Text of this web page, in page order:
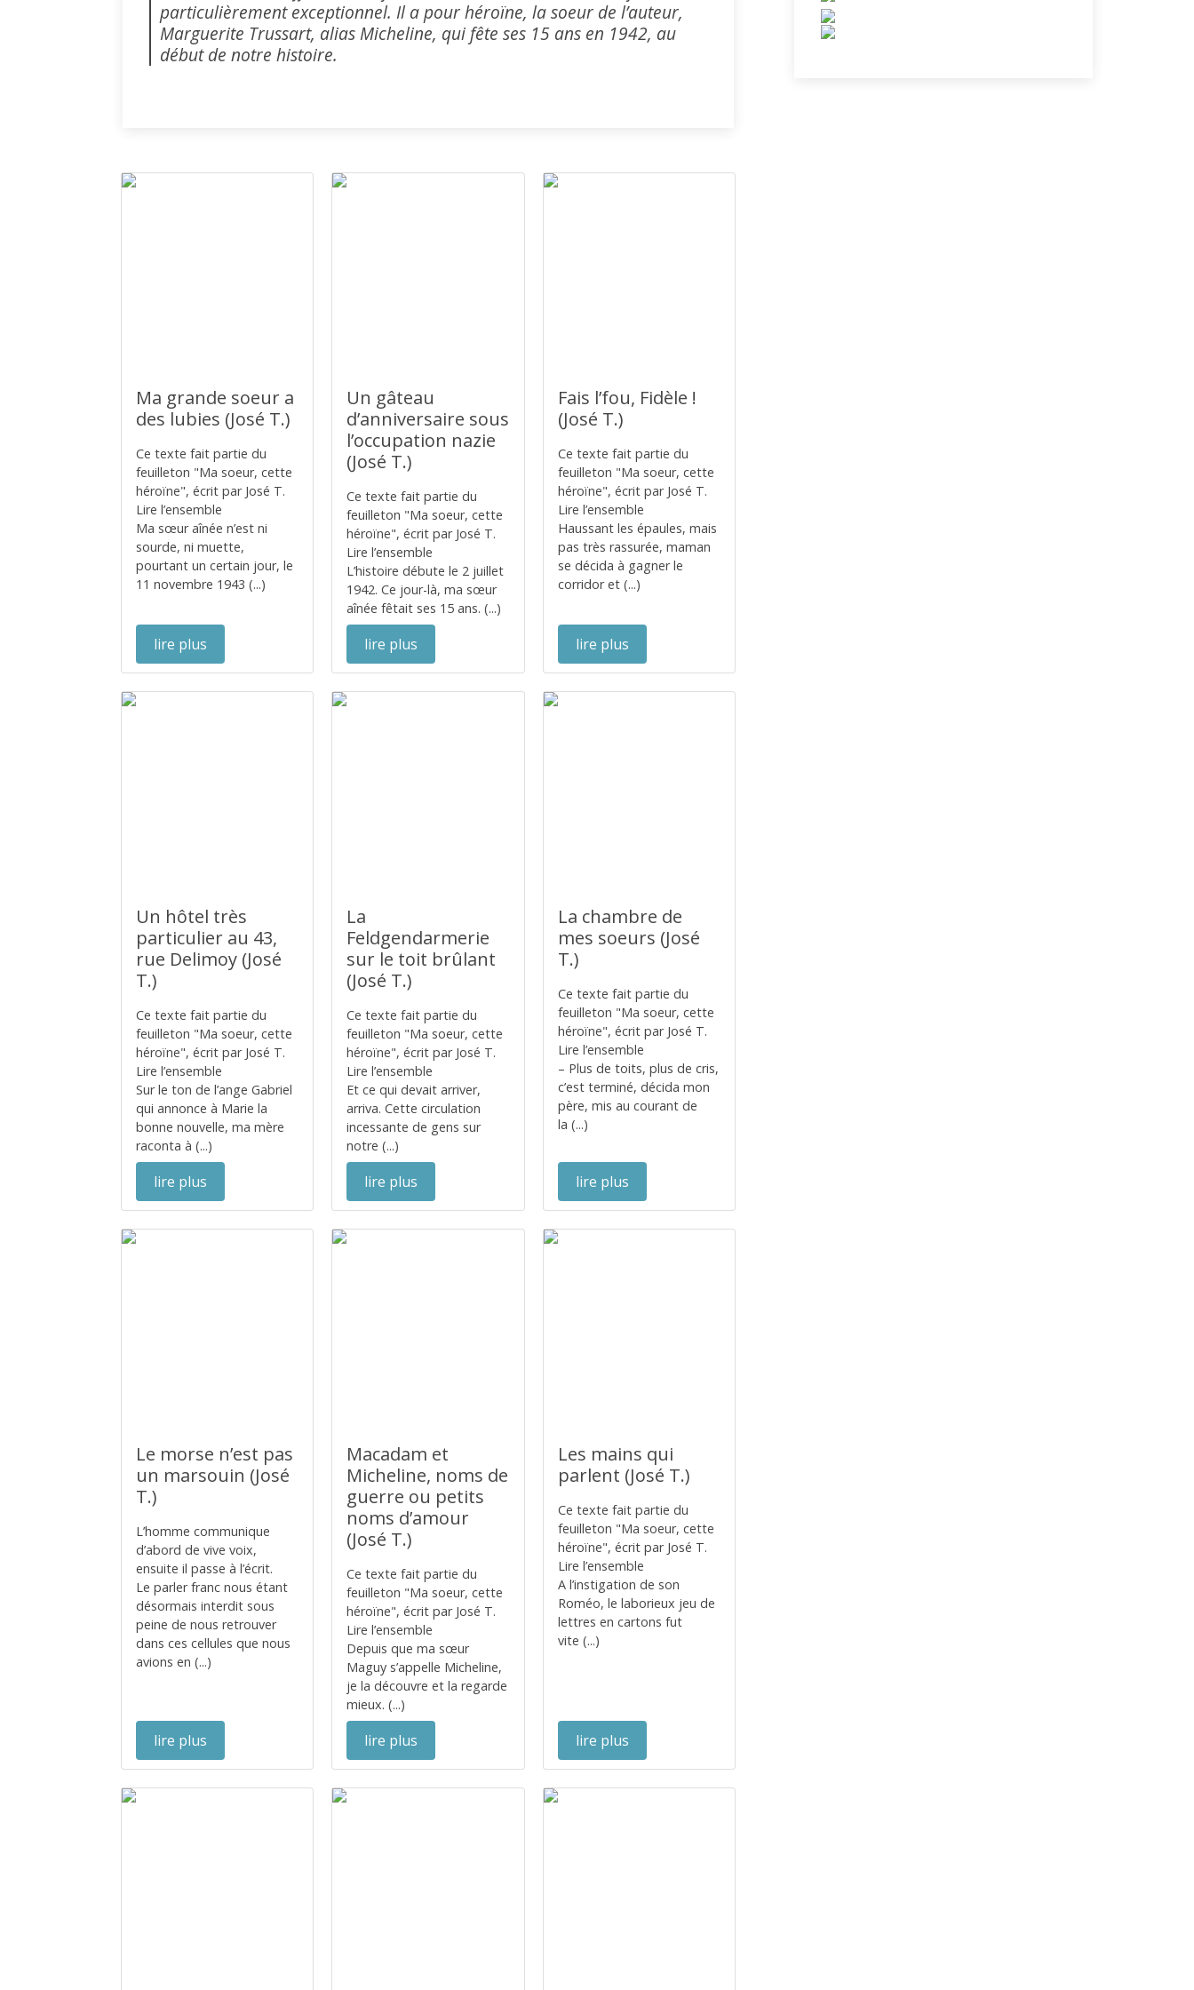
particulièrement exceptionnel. Il a pour héroïne, la soeur de l’auteur,
Marguerite Trussart, alias Micheline, qui fête ses 15 ans en 1942, au
début de notre histoire.
Ma grande soeur a
des lubies (José T.)
Ce texte fait partie du
feuilleton "Ma soeur, cette
héroïne", écrit par José T.
Lire l’ensemble
Ma sœur aînée n’est ni
sourde, ni muette,
pourtant un certain jour, le
11 novembre 1943 (...)
lire plus
Un gâteau
d’anniversaire sous
l’occupation nazie
(José T.)
Ce texte fait partie du
feuilleton "Ma soeur, cette
héroïne", écrit par José T.
Lire l’ensemble
L’histoire débute le 2 juillet
1942. Ce jour-là, ma sœur
aînée fêtait ses 15 ans. (...)
lire plus
Fais l’fou, Fidèle !
(José T.)
Ce texte fait partie du
feuilleton "Ma soeur, cette
héroïne", écrit par José T.
Lire l’ensemble
Haussant les épaules, mais
pas très rassurée, maman
se décida à gagner le
corridor et (...)
lire plus
Un hôtel très
particulier au 43,
rue Delimoy (José
T.)
Ce texte fait partie du
feuilleton "Ma soeur, cette
héroïne", écrit par José T.
Lire l’ensemble
Sur le ton de l’ange Gabriel
qui annonce à Marie la
bonne nouvelle, ma mère
raconta à (...)
lire plus
La
Feldgendarmerie
sur le toit brûlant
(José T.)
Ce texte fait partie du
feuilleton "Ma soeur, cette
héroïne", écrit par José T.
Lire l’ensemble
Et ce qui devait arriver,
arriva. Cette circulation
incessante de gens sur
notre (...)
lire plus
La chambre de
mes soeurs (José
T.)
Ce texte fait partie du
feuilleton "Ma soeur, cette
héroïne", écrit par José T.
Lire l’ensemble
– Plus de toits, plus de cris,
c’est terminé, décida mon
père, mis au courant de
la (...)
lire plus
Le morse n’est pas
un marsouin (José
T.)
L’homme communique
d’abord de vive voix,
ensuite il passe à l’écrit.
Le parler franc nous étant
désormais interdit sous
peine de nous retrouver
dans ces cellules que nous
avions en (...)
lire plus
Macadam et
Micheline, noms de
guerre ou petits
noms d’amour
(José T.)
Ce texte fait partie du
feuilleton "Ma soeur, cette
héroïne", écrit par José T.
Lire l’ensemble
Depuis que ma sœur
Maguy s’appelle Micheline,
je la découvre et la regarde
mieux. (...)
lire plus
Les mains qui
parlent (José T.)
Ce texte fait partie du
feuilleton "Ma soeur, cette
héroïne", écrit par José T.
Lire l’ensemble
A l’instigation de son
Roméo, le laborieux jeu de
lettres en cartons fut
vite (...)
lire plus